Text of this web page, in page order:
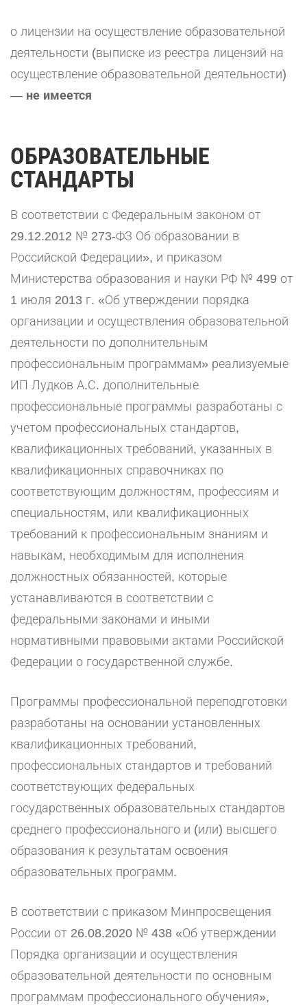
о лицензии на осуществление образовательной
деятельности (выписке из реестра лицензий на
осуществление образовательной деятельности)
— не имеется
ОБРАЗОВАТЕЛЬНЫЕ
СТАНДАРТЫ
В соответствии с Федеральным законом от
29.12.2012 № 273-ФЗ Об образовании в
Российской Федерации», и приказом
Министерства образования и науки РФ № 499 от
1 июля 2013 г. «Об утверждении порядка
организации и осуществления образовательной
деятельности по дополнительным
профессиональным программам» реализуемые
ИП Лудков А.С. дополнительные
профессиональные программы разработаны с
учетом профессиональных стандартов,
квалификационных требований, указанных в
квалификационных справочниках по
соответствующим должностям, профессиям и
специальностям, или квалификационных
требований к профессиональным знаниям и
навыкам, необходимым для исполнения
должностных обязанностей, которые
устанавливаются в соответствии с
федеральными законами и иными
нормативными правовыми актами Российской
Федерации о государственной службе.
Программы профессиональной переподготовки
разработаны на основании установленных
квалификационных требований,
профессиональных стандартов и требований
соответствующих федеральных
государственных образовательных стандартов
среднего профессионального и (или) высшего
образования к результатам освоения
образовательных программ.
В соответствии с приказом Минпросвещения
России от 26.08.2020 № 438 «Об утверждении
Порядка организации и осуществления
образовательной деятельности по основным
программам профессионального обучения»,